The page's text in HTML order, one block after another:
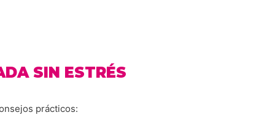
SIN ESTRÉS
prácticos: